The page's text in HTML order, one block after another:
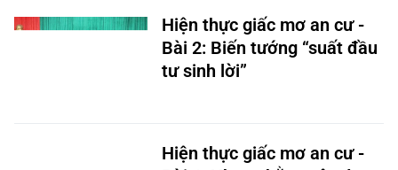
Hiện thực giấc mơ an cư -
Bài 2: Biến tướng “suất đầu
tư sinh lời”
Hiện thực giấc mơ an cư -